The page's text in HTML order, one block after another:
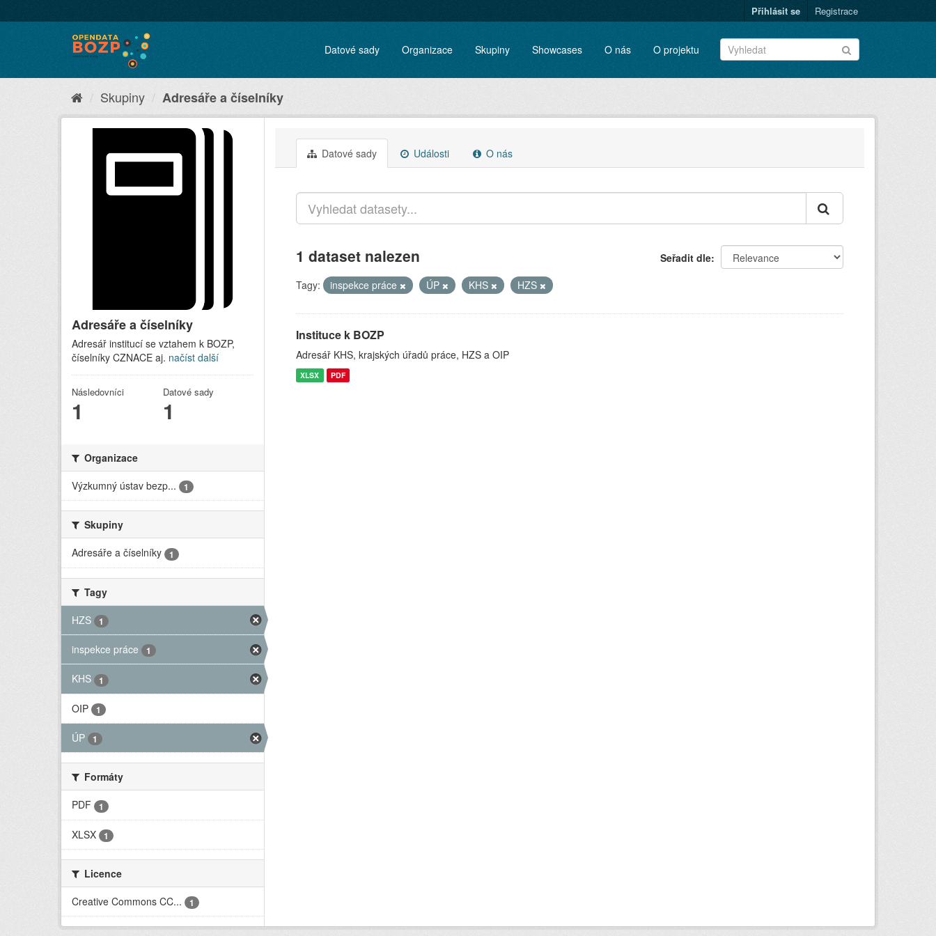
Přihlásit se Registrace
Datové sady Organizace Skupiny Showcases O nás O projektu
Skupiny Adresáře a číselníky
Adresáře a číselníky
Adresář institucí se vztahem k BOZP,
číselníky CZNACE aj. načíst další
Následovníci
1
Datové sady
1
Organizace
Výzkumný ústav bezp...
1
Skupiny
Adresáře a číselníky
1
Tagy
HZS
1
inspekce práce 1
KHS 1
OIP 1
ÚP 1
Formáty
PDF
1
XLSX 1
Licence
Creative Commons CC...
1
Datové sady Události O nás
Seřadit dle
1 dataset nalezen
Tagy: inspekce práce ÚP KHS HZS
Instituce k BOZP
Adresář KHS, krajských úřadů práce, HZS a OIP
XLSX PDF